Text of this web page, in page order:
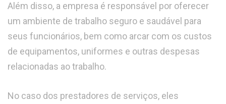
Além disso, a empresa é responsável por oferecer
um ambiente de trabalho seguro e saudável para
seus funcionários, bem como arcar com os custos
de equipamentos, uniformes e outras despesas
relacionadas ao trabalho.
No caso dos prestadores de serviços, eles